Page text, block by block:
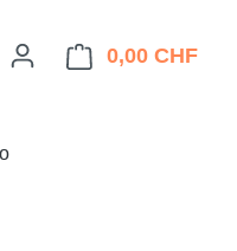
hast 0 Produkte auf dem
0,00 CHF